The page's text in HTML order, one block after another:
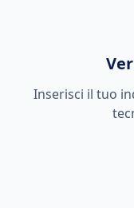
Inserisci il tuo